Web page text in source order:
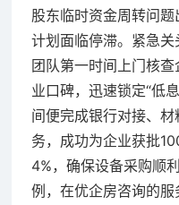
股东临时资金周转问
计划面临停滞。紧急关
团队第一时间上门核
业口碑，迅速锁定“低
间便完成银行对接、
务，成功为企业获批
4%，确保设备采购顺
例，在优企房咨询的